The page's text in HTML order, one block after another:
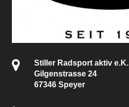
Stiller Radsport aktiv e.K.
Gilgenstrasse 24
67346 Speyer